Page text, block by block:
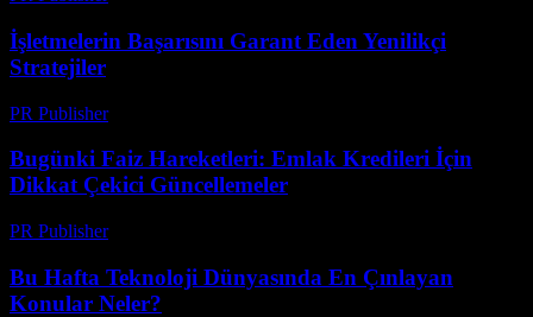
İşletmelerin Başarısını Garant Eden Yenilikçi
Stratejiler
PR Publisher-
Bugünki Faiz Hareketleri: Emlak Kredileri İçin
Dikkat Çekici Güncellemeler
PR Publisher-
Bu Hafta Teknoloji Dünyasında En Çınlayan
Konular Neler?